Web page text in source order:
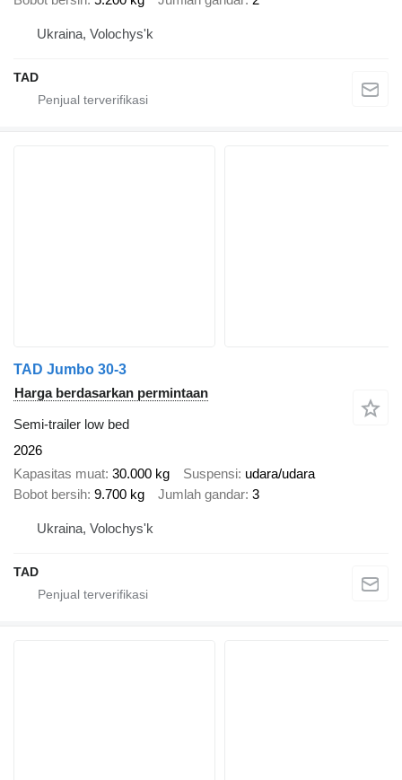
Ukraina, Volochys'k
TAD
TAD Jumbo 30-3
Harga berdasarkan permintaan
Semi-trailer low bed
2026
Kapasitas muat 30.000 kg Suspensi udara/udara
Bobot bersih 9.700 kg Jumlah gandar 3
Ukraina, Volochys'k
TAD